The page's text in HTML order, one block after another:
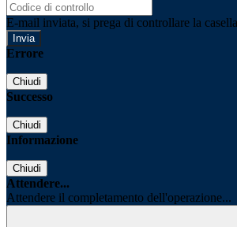
E-mail inviata, si prega di controllare la
Errore
Chiudi
Successo
Chiudi
Informazione
Chiudi
Attendere...
Attendere il completamento dell'operazione...